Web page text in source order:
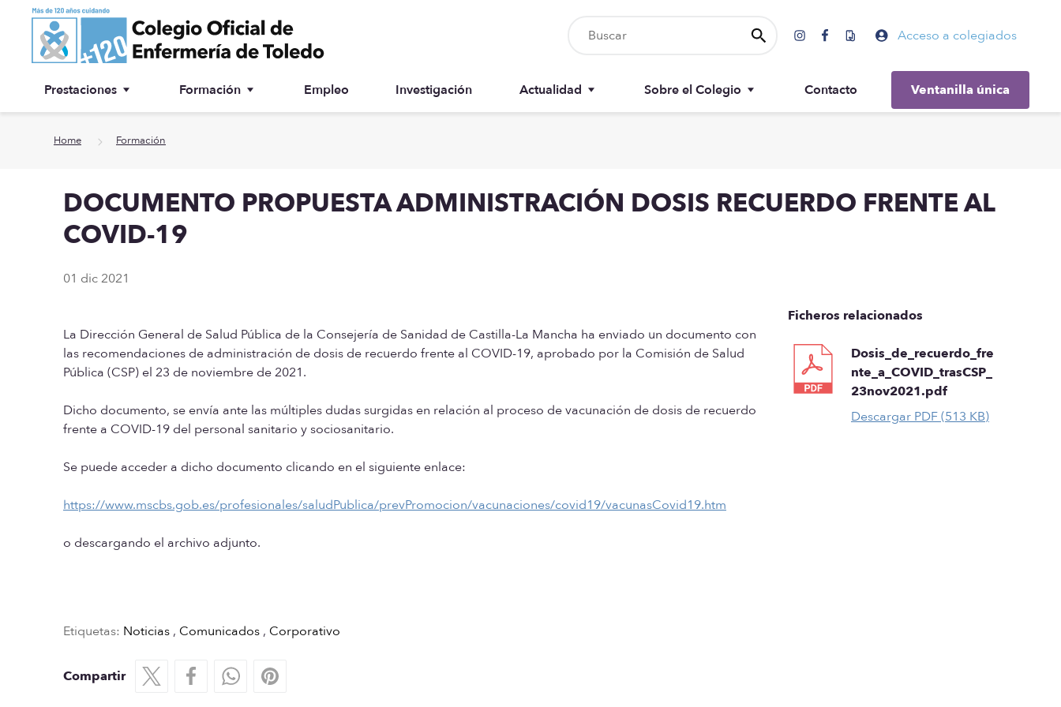
Ir a contenido principal Acceso a colegiados
Prestaciones
Asesoría jurídica
Especialidades
Otras prestaciones
Formación Empleo Investigación Actualidad
Recursos
Sobre el Colegio
Memorias
Contacto Ventanilla única
Home Formación
DOCUMENTO PROPUESTA ADMINISTRACIÓN DOSIS RECUERDO FRENTE AL
COVID-19
01 dic 2021
La Dirección General de Salud Pública de la Consejería de Sanidad de Castilla-La Mancha ha enviado un documento con
las recomendaciones de administración de dosis de recuerdo frente al COVID-19, aprobado por la Comisión de Salud
Pública (CSP) el 23 de noviembre de 2021.
Dicho documento, se envía ante las múltiples dudas surgidas en relación al proceso de vacunación de dosis de recuerdo
frente a COVID-19 del personal sanitario y sociosanitario.
Se puede acceder a dicho documento clicando en el siguiente enlace:
https://www.mscbs.gob.es/profesionales/saludPublica/prevPromocion/vacunaciones/covid19/vacunasCovid19.htm
o descargando el archivo adjunto.
Ficheros relacionados
Dosis_de_recuerdo_fre
nte_a_COVID_trasCSP_
23nov2021.pdf
Descargar PDF (513 KB)
Etiquetas: Noticias , Comunicados , Corporativo
Compartir